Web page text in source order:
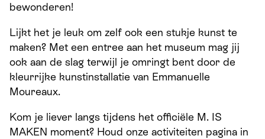
bewonderen!
Lijkt het je leuk om zelf ook een stukje kunst te
maken? Met een entree aan het museum mag jij
ook aan de slag terwijl je omringt bent door de
kleurrijke kunstinstallatie van Emmanuelle
Moureaux.
Kom je liever langs tijdens het officiële M. IS
MAKEN moment? Houd onze activiteiten pagina in